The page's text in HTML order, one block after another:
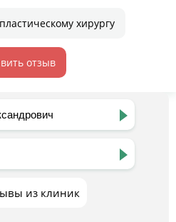
хирургу
отзыв
из клиник